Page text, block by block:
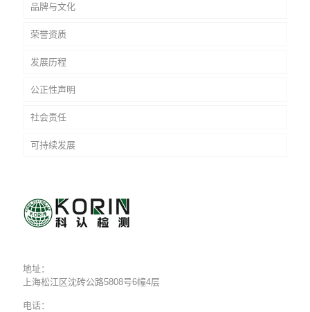
品牌与文化
荣誉资质
发展历程
公正性声明
社会责任
可持续发展
地址：
上海松江区沈砖公路5808号6幢4层
电话：